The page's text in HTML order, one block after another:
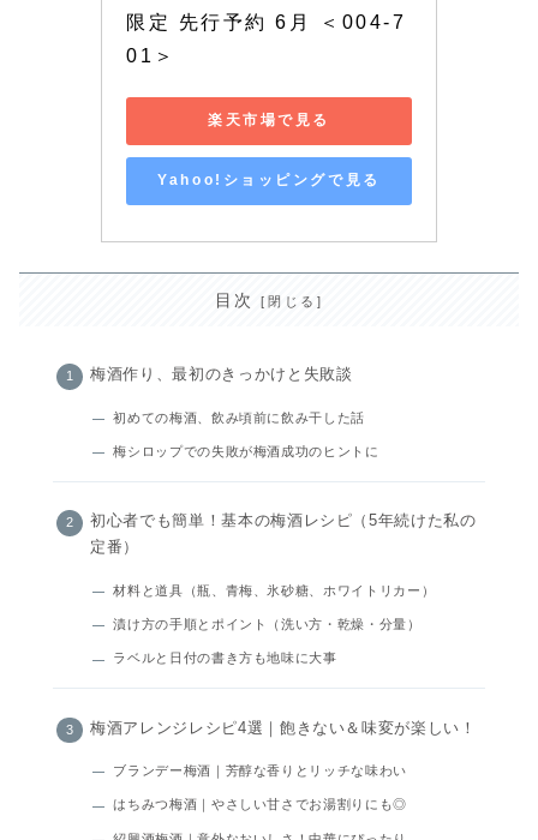
限定 先行予約 6月 ＜004-7
01＞
楽天市場で見る
Yahoo!ショッピングで見る
目次
梅酒作り、最初のきっかけと失敗談
初めての梅酒、飲み頃前に飲み干した話
梅シロップでの失敗が梅酒成功のヒントに
初心者でも簡単！基本の梅酒レシピ（5年続けた私の
定番）
材料と道具（瓶、青梅、氷砂糖、ホワイトリカー）
漬け方の手順とポイント（洗い方・乾燥・分量）
ラベルと日付の書き方も地味に大事
梅酒アレンジレシピ4選｜飽きない＆味変が楽しい！
ブランデー梅酒｜芳醇な香りとリッチな味わい
はちみつ梅酒｜やさしい甘さでお湯割りにも◎